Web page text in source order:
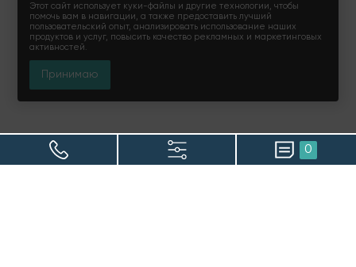
Этот сайт использует куки-файлы и другие технологии, чтобы
помочь вам в навигации, а также предоставить лучший
пользовательский опыт, анализировать использование наших
продуктов и услуг, повысить качество рекламных и маркетинговых
активностей.
Принимаю
0